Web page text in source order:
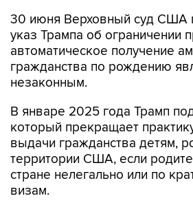
30 июня Верховный суд США
указ Трампа об ограничении
автоматическое получение
гражданства по рождению
незаконным.
В январе 2025 года Трамп
который прекращает
выдачи гражданства детям,
территории США, если
стране нелегально или по
визам.